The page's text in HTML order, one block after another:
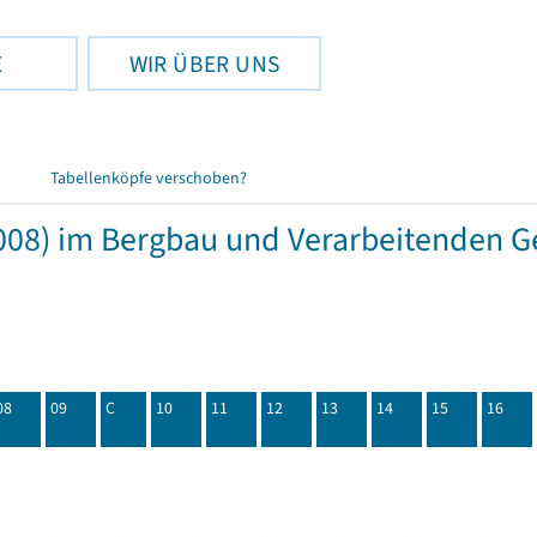
WIR ÜBER UNS
Tabellenköpfe verschoben?
im Bergbau und Verarbeitenden
09 C 10 11 12 13 14 15 16